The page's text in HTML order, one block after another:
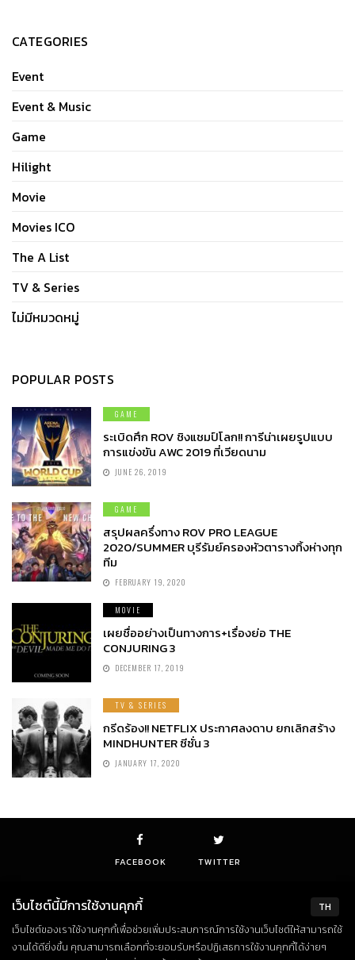
CATEGORIES
Event
Event & Music
Game
Hilight
Movie
Movies ICO
The A List
TV & Series
ไม่มีหมวดหมู่
POPULAR POSTS
GAME
ระเบิดศึก ROV ชิงแชมป์โลก!! การีน่าเผยรูปแบบ
การแข่งขัน AWC 2019 ที่เวียดนาม
JUNE 26, 2019
GAME
สรุปผลครึ่งทาง ROV PRO LEAGUE
2020/SUMMER บุรีรัมย์ครองหัวตารางทิ้งห่างทุก
ทีม
FEBRUARY 19, 2020
MOVIE
เผยชื่ออย่างเป็นทางการ+เรื่องย่อ THE
CONJURING 3
DECEMBER 17, 2019
TV & SERIES
กรีดร้อง!! NETFLIX ประกาศลงดาบ ยกเลิกสร้าง
MINDHUNTER ซีซั่น 3
JANUARY 17, 2020
FACEBOOK TWITTER
© Copyright 2018. All Rights Reserved
TH
เว็บไซต์นี้มีการใช้งานคุกกี้
เว็บไซต์ของเราใช้งานคุกกี้เพื่อช่วยเพิ่มประสบการณ์การใช้งานเว็บไซต์ให้สามารถใช้
งานได้ดียิ่งขึ้น คุณสามารถเลือกที่จะยอมรับหรือปฏิเสธการใช้งานคุกกี้ได้ง่ายๆ